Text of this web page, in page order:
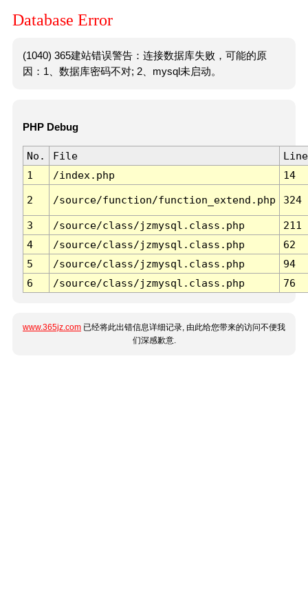
Database Error
(1040) 365建站错误警告：连接数据库失败，可能的原
因：1、数据库密码不对; 2、mysql未启动。
PHP Debug
No. File
Line
1
/index.php 14
2 /source/function/function_extend.php 324
3 /source/class/jzmysql.class.php
211
4
/source/class/jzmysql.class.php
62
5
/source/class/jzmysql.class.php
94
6
/source/class/jzmysql.class.php 76
www.365jz.com 已经将此出错信息详细记录, 由此给您带来的访问不便我
们深感歉意.